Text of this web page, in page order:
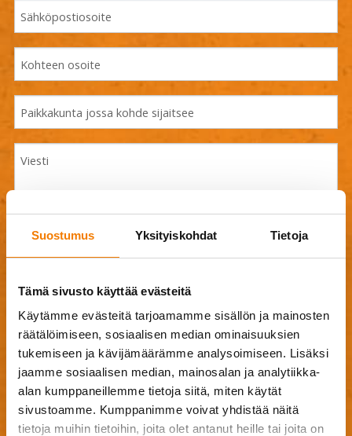
Suostumus Yksityiskohdat Tietoja
Tämä sivusto käyttää evästeitä
Käytämme evästeitä tarjoamamme sisällön ja mainosten
räätälöimiseen, sosiaalisen median ominaisuuksien
tukemiseen ja kävijämäärämme analysoimiseen. Lisäksi
jaamme sosiaalisen median, mainosalan ja analytiikka-
alan kumppaneillemme tietoja siitä, miten käytät
sivustoamme. Kumppanimme voivat yhdistää näitä
tietoja muihin tietoihin, joita olet antanut heille tai joita on
Drag & Drop Files Here
Browse Files
Hyväksynkäyttöehdot.